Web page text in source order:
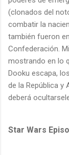
(clonados del
combatir la
también fueron
Confederación.
mostrando en lo
Dooku escapa,
de la República y
deberá
Star Wars